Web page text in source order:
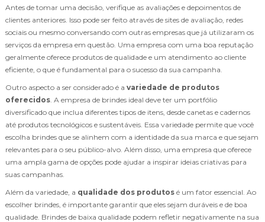
Antes de tomar uma decisão, verifique as avaliações e depoimentos de
clientes anteriores. Isso pode ser feito através de sites de avaliação, redes
sociais ou mesmo conversando com outras empresas que já utilizaram os
serviços da empresa em questão. Uma empresa com uma boa reputação
geralmente oferece produtos de qualidade e um atendimento ao cliente
eficiente, o que é fundamental para o sucesso da sua campanha.
Outro aspecto a ser considerado é a variedade de produtos
oferecidos . A empresa de brindes ideal deve ter um portfólio
diversificado que inclua diferentes tipos de itens, desde canetas e cadernos
até produtos tecnológicos e sustentáveis. Essa variedade permite que você
escolha brindes que se alinhem com a identidade da sua marca e que sejam
relevantes para o seu público-alvo. Além disso, uma empresa que oferece
uma ampla gama de opções pode ajudar a inspirar ideias criativas para
suas campanhas.
Além da variedade, a qualidade dos produtos é um fator essencial. Ao
escolher brindes, é importante garantir que eles sejam duráveis e de boa
qualidade. Brindes de baixa qualidade podem refletir negativamente na sua